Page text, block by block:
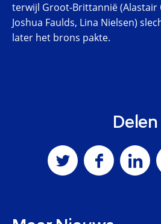
terwijl Groot-Brittannië (Alastair
Joshua Faulds, Lina Nielsen)
later het brons pakte.
Delen